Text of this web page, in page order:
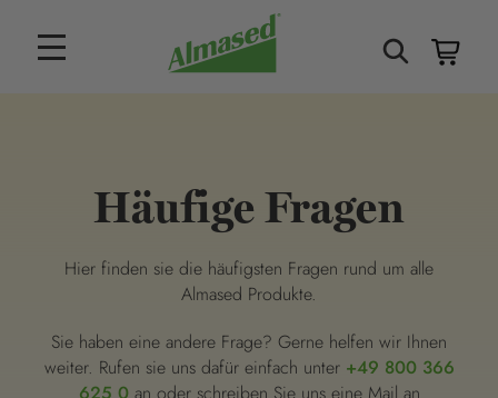
Häufige Fragen
Hier finden sie die häufigsten Fragen rund um alle
Almased Produkte.
Sie haben eine andere Frage? Gerne helfen wir Ihnen
weiter. Rufen sie uns dafür einfach unter +49 800 366